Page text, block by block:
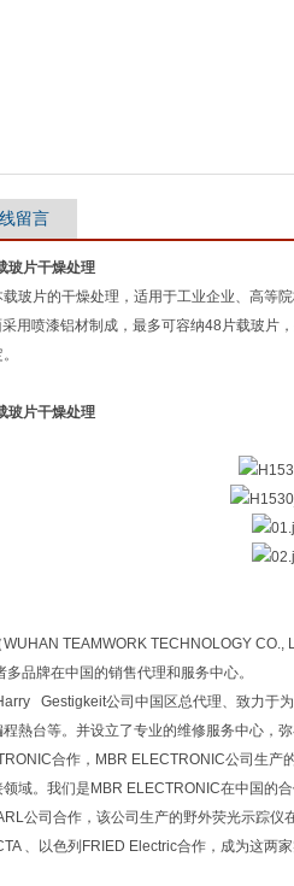
留言
玻片干燥处理
玻片的干燥处理，适用于工业企业、高等
用喷漆铝材制成，最多可容纳48片载玻片
玻片干燥处理
TEAMWORK TECHNOLOGY
品牌在中国的销售代理和服务中心。
Gestigkeit公司中国区总代理、致力于
熱台等。并设立了专业的维修服务中心，
合作，MBR ELECTRONIC公司生
域。我们是MBR ELECTRONIC在中国的
公司合作，该公司生产的野外荧光示踪仪
、以色列FRIED Electric合作，成为这两